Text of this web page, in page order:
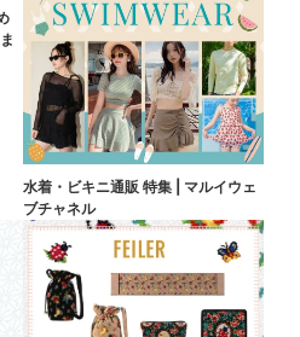
水着・ビキニ通販 特集 | マルイウェ
ブチャネル